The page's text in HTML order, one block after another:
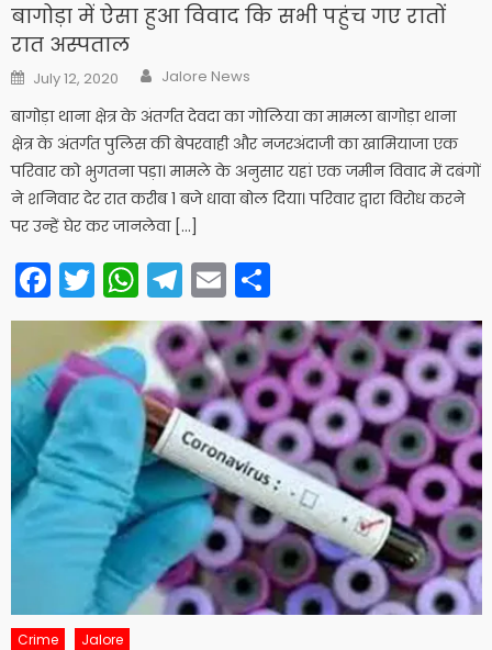
बागोड़ा में ऐसा हुआ विवाद कि सभी पहुंच गए रातों
रात अस्पताल
Posted
on
July 12, 2020 Author
Jalore News
बागोड़ा थाना क्षेत्र के अंतर्गत देवदा का गोलिया का मामला बागोड़ा थाना
क्षेत्र के अंतर्गत पुलिस की बेपरवाही और नजरअंदाजी का खामियाजा एक
परिवार को भुगतना पड़ा। मामले के अनुसार यहां एक जमीन विवाद में दबंगों
ने शनिवार देर रात करीब 1 बजे धावा बोल दिया। परिवार द्वारा विरोध करने
पर उन्हें घेर कर जानलेवा […]
Facebook
Twitter
WhatsApp
Telegram
Email
Crime Jalore